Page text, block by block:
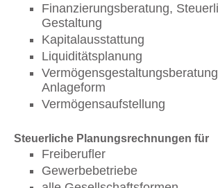
Finanzierungsberatung,
Gestaltung
Kapitalausstattung
Liquiditätsplanung
Anlageform
Vermögensaufstellung
Steuerliche Planungsrechnungen für
Freiberufler
Gewerbebetriebe